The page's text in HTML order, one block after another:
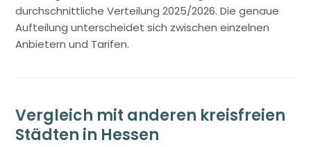
durchschnittliche Verteilung 2025/2026. Die genaue
Aufteilung unterscheidet sich zwischen einzelnen
Anbietern und Tarifen.
Vergleich mit anderen kreisfreien
Städten in Hessen